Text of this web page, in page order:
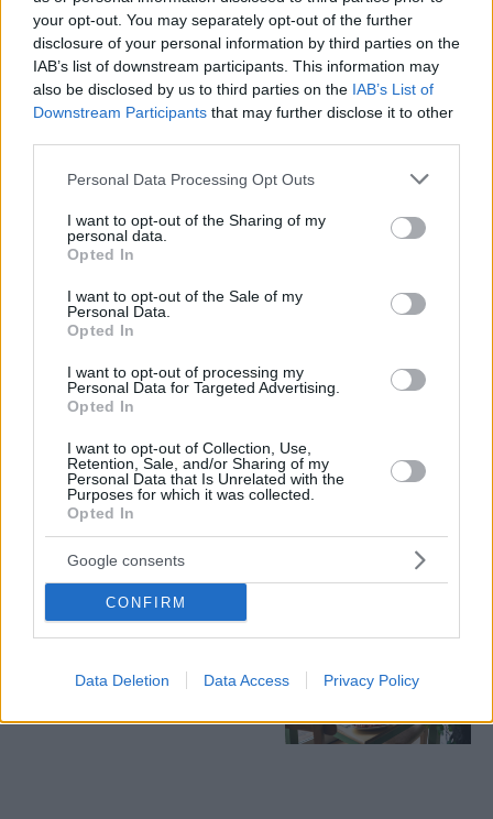
your opt-out. You may separately opt-out of the further
disclosure of your personal information by third parties on the
IAB’s list of downstream participants. This information may
also be disclosed by us to third parties on the IAB’s List of
Downstream Participants that may further disclose it to other
Please note that this website/app uses one or more Google
not limited to your visit or usage behaviour. You may click to
grant or deny consent to Google and its third-party tags to
use your data for below specified purposes in below Google
consent section.
Personal Data Processing Opt Outs
I want to opt-out of the Sharing of my
personal data.
Opted In
I want to opt-out of the Sale of my
Personal Data.
Opted In
I want to opt-out of processing my
Personal Data for Targeted Advertising.
Opted In
I want to opt-out of Collection, Use,
Retention, Sale, and/or Sharing of my
Personal Data that Is Unrelated with the
Purposes for which it was collected.
Opted In
Google consents
CONFIRM
Data Deletion Data Access Privacy Policy
Από brunch μέχρι δείπνο δίπλα
στο κύμα: Γιατί στο Bolivar πας
(και) για το φαγητό του
Βρήκαμε το ρόφημα που θα
πίνεις όλο το καλοκαίρι στα
Starbucks
Πλαζ Βάρκιζας: Ξεμπλοκάρει η
επένδυση των 15 εκατ. – Η νέα
εποχή για την ιστορική πλαζ της
Αθηναϊκής Ριβιέρας
Νόστος Μεζέ: Μια σύγχρονη
το κρέας μιλάει πρώτο